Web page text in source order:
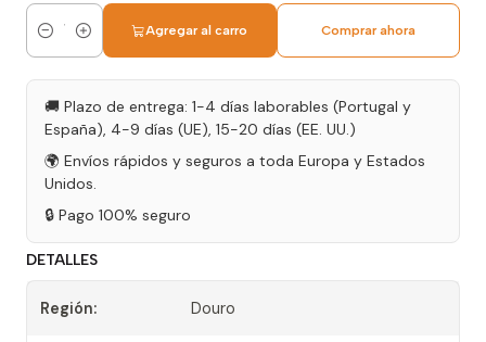
Cantidad
Agregar al carro Comprar ahora
🚚 Plazo de entrega: 1-4 días laborables (Portugal y
España), 4-9 días (UE), 15-20 días (EE. UU.)
🌍 Envíos rápidos y seguros a toda Europa y Estados
Unidos.
🔒 Pago 100% seguro
DETALLES
Región: Douro